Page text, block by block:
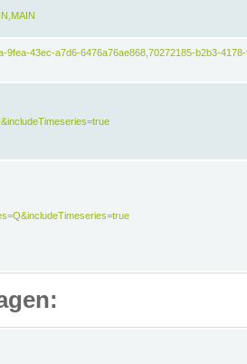
9fea-43ec-a7d6-6476a76ae868,70272185-b2b3-